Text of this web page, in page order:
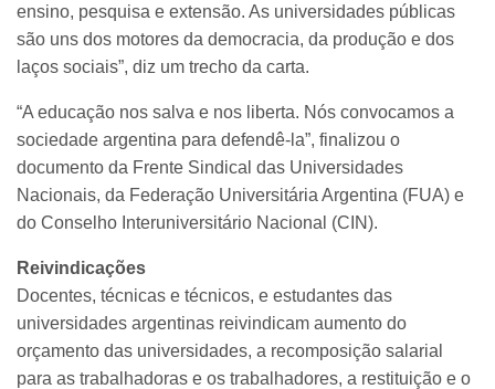
ensino, pesquisa e extensão. As universidades públicas
são uns dos motores da democracia, da produção e dos
laços sociais”, diz um trecho da carta.
“A educação nos salva e nos liberta. Nós convocamos a
sociedade argentina para defendê-la”, finalizou o
documento da Frente Sindical das Universidades
Nacionais, da Federação Universitária Argentina (FUA) e
do Conselho Interuniversitário Nacional (CIN).
Reivindicações
Docentes, técnicas e técnicos, e estudantes das
universidades argentinas reivindicam aumento do
orçamento das universidades, a recomposição salarial
para as trabalhadoras e os trabalhadores, a restituição e o